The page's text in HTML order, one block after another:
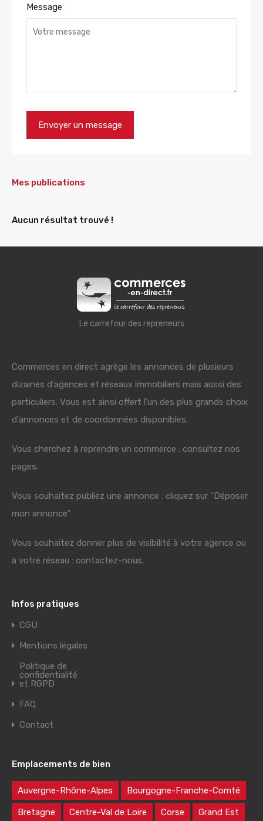
Message
Mes publications
Aucun résultat trouvé !
Le carrefour des repreneurs
Commerces en direct agrège les annonces de plusieurs
dizaines d'agences et réseaux immobiliers mais aussi des
particuliers. Vous est ainsi offert l'un des plus grands choix
d'annonces et de coordonnées disponibles.
Vous cherchez à reprendre un commerce : consultez nos
pages.
Vous souhaitez publiez une annonce : cliquez sur "Déposer
mon annonce"
Vous souhaitez donner plus de visibilité à votre agence ou
à votre réseau : contactez-nous.
Infos pratiques
CGU
Mentions légales
Politique de
confidentialité
et RGPD
FAQ
Contact
Emplacements de bien
Auvergne-Rhône-Alpes Bourgogne-Franche-Comté
Bretagne Centre-Val de Loire Corse Grand Est